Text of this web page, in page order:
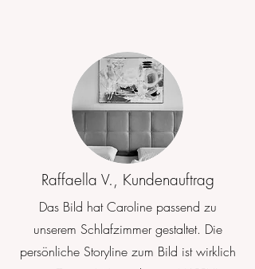
Raffaella V., Kundenauftrag
Das Bild hat Caroline passend zu
unserem Schlafzimmer gestaltet. Die
persönliche Storyline zum Bild ist wirklich